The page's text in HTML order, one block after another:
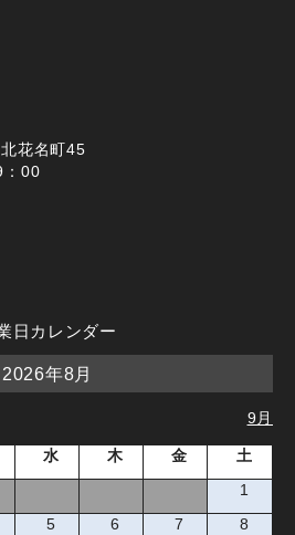
花名町45
：00
日カレンダー
2026年8月
9月
水 木 金 土
1
5 6 7 8